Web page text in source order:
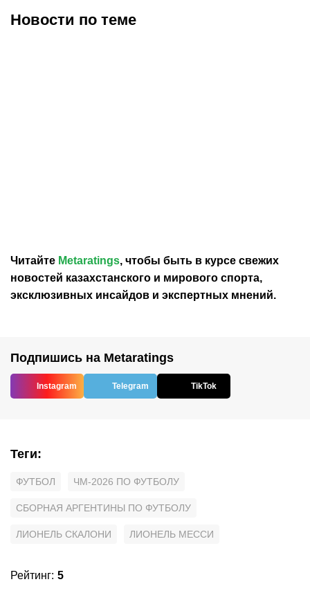
Новости по теме
Читайте Metaratings, чтобы быть в курсе свежих
новостей казахстанского и мирового спорта,
эксклюзивных инсайдов и экспертных мнений.
Подпишись на Metaratings
Instagram Telegram TikTok
Теги:
ФУТБОЛ ЧМ-2026 ПО ФУТБОЛУ
СБОРНАЯ АРГЕНТИНЫ ПО ФУТБОЛУ
ЛИОНЕЛЬ СКАЛОНИ ЛИОНЕЛЬ МЕССИ
Рейтинг: 5